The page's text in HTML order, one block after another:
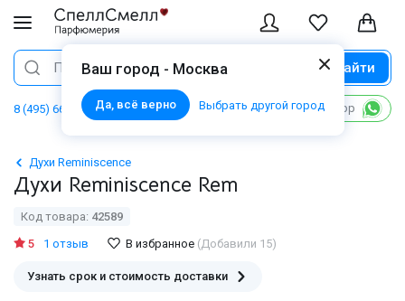
Ваш город - Москва
Да, всё верно Выбрать другой город
Поиск Найти
8 (495) 668 06 02 Написать в WhatsApp
Духи Reminiscence
Духи Reminiscence Rem
Код товара: 42589
5
1 отзыв В избранное (Добавили 15)
Узнать срок и стоимость доставки